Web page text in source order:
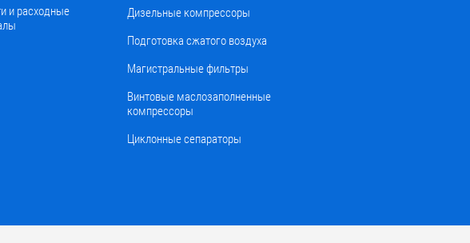
и расходные
Дизельные компрессоры
Подготовка сжатого воздуха
Магистральные фильтры
Винтовые маслозаполненные
компрессоры
Циклонные сепараторы